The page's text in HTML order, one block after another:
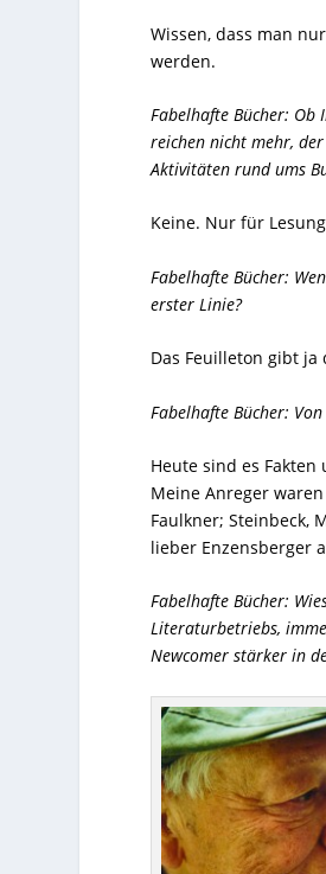
Wissen, dass man
werden.
Fabelhafte Bücher:
reichen nicht mehr,
Aktivitäten rund ums
Keine. Nur für
Fabelhafte Bücher:
erster Linie?
Das Feuilleton gibt
Fabelhafte Bücher:
Heute sind es
Meine Anreger
Faulkner; Steinbeck,
lieber Enzensberger
Fabelhafte Bücher:
Literaturbetriebs,
Newcomer stärker in